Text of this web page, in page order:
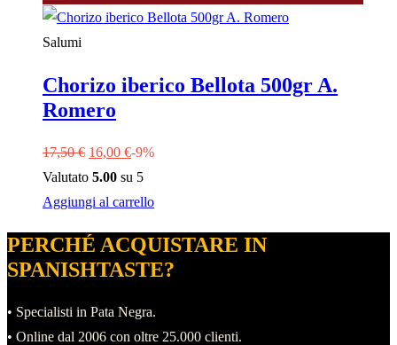
43,00 €.39,00 €.
Salumi
Chorizo iberico Bellota 500gr A.
Romero
17,50€ Il
prezzo
originale
17,50 €.
16,00 €Il
prezzo
attuale
16,00 €.
-9%
Valutato 5.00 su 5
Aggiungi al carrello
PERCHÉ ACQUISTARE IN
SPANISHTASTE?
• Specialisti in Pata Negra.
• Online dal 2006 con oltre 25.000 clienti.